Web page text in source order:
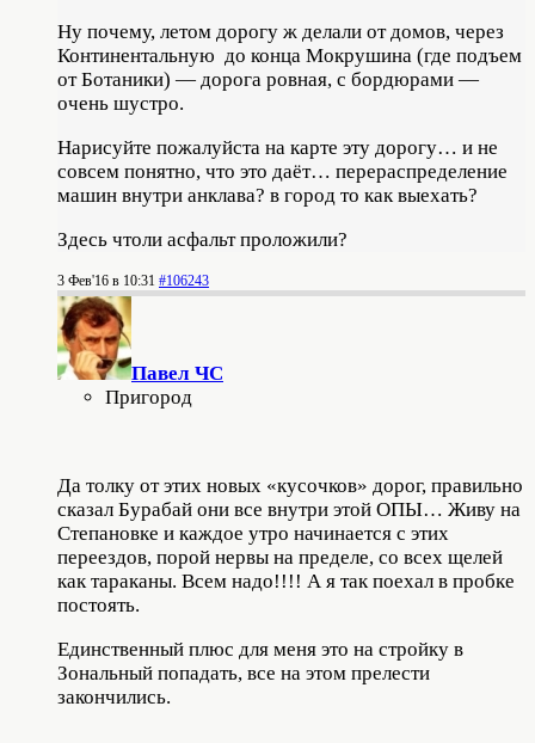
Ну почему, летом дорогу ж делали от домов, через
Континентальную до конца Мокрушина (где подъем
от Ботаники) — дорога ровная, с бордюрами —
очень шустро.
Нарисуйте пожалуйста на карте эту дорогу… и не
совсем понятно, что это даёт… перераспределение
машин внутри анклава? в город то как выехать?
Здесь чтоли асфальт проложили?
3 Фев'16 в 10:31 #106243
Павел ЧС
Пригород
Да толку от этих новых «кусочков» дорог, правильно
сказал Бурабай они все внутри этой ОПЫ… Живу на
Степановке и каждое утро начинается с этих
переездов, порой нервы на пределе, со всех щелей
как тараканы. Всем надо!!!! А я так поехал в пробке
постоять.
Единственный плюс для меня это на стройку в
Зональный попадать, все на этом прелести
закончились.